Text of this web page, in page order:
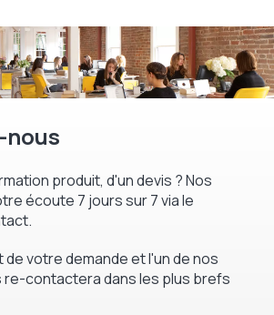
produit, d'un devis ? Nos
écoute 7 jours sur 7 via le
votre demande et l'un de nos
contactera dans les plus brefs